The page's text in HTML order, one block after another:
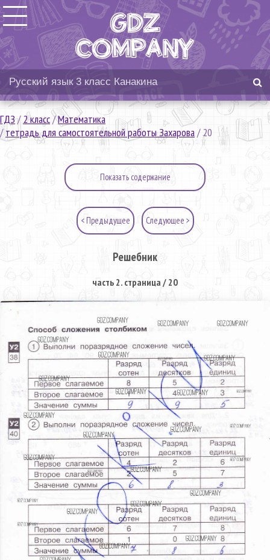
ГДЗ/2 класс/Математика
/тетрадь для самостоятельной работы Захарова/20
Показать содержание
< Предыдущее Следующее >
Решебник
часть 2. страница / 20